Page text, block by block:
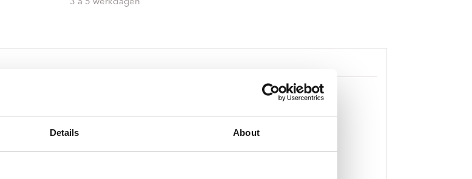
Details About
Plato 50 jaar Sale
3 a 5 werkdagen